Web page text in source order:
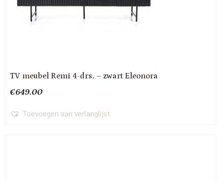
TV meubel Remi 4-drs. – zwart Eleonora
€649.00
Toevoegen aan verlanglijst